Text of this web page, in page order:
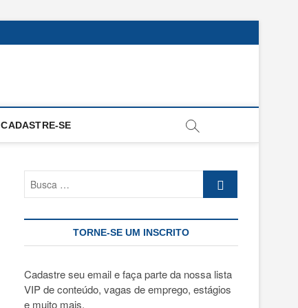
CADASTRE-SE
TORNE-SE UM INSCRITO
Cadastre seu email e faça parte da nossa lista
VIP de conteúdo, vagas de emprego, estágios
e muito mais.